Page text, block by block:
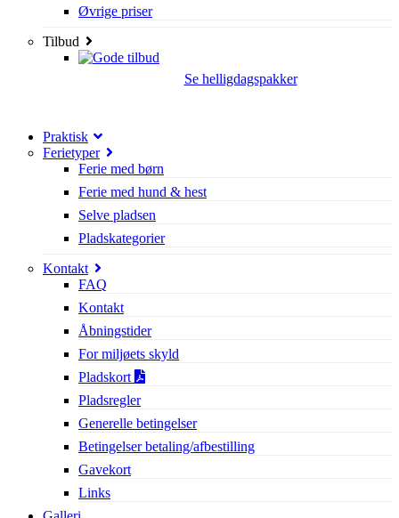
Øvrige priser
Tilbud
Se helligdagspakker
Praktisk
Ferietyper
Ferie med børn
Ferie med hund & hest
Selve pladsen
Pladskategorier
Kontakt
FAQ
Kontakt
Åbningstider
For miljøets skyld
Pladskort
Pladsregler
Generelle betingelser
Betingelser betaling/afbestilling
Gavekort
Links